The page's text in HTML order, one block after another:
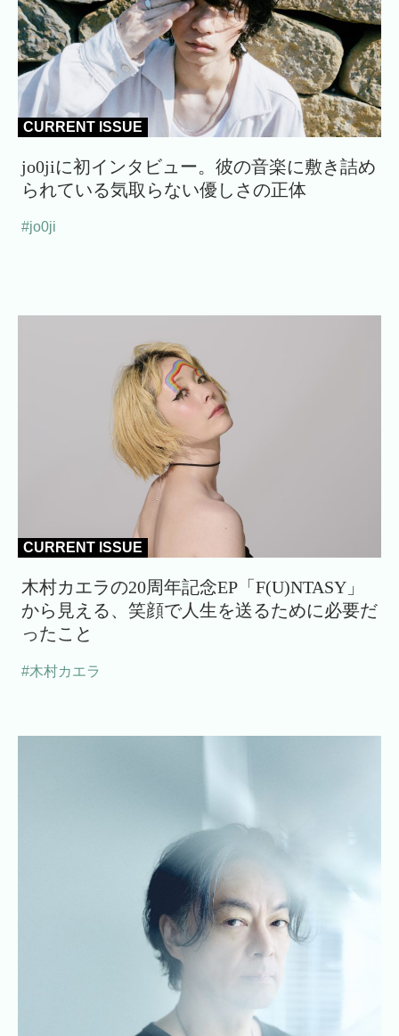
CURRENT ISSUE
jo0jiに初インタビュー。彼の音楽に敷き詰め
られている気取らない優しさの正体
#jo0ji
CURRENT ISSUE
木村カエラの20周年記念EP「F(U)NTASY」
から見える、笑顔で人生を送るために必要だ
ったこと
#木村カエラ